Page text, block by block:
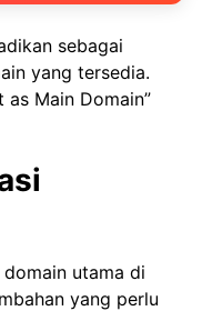
sebagai
yang tersedia.
as Main Domain”
utama di
yang perlu